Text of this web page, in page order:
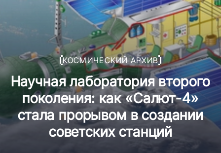
КОСМИЧЕСКИЙ АРХИВ
Научная лаборатория второго
поколения: как «Салют-4»
стала прорывом в создании
советских станций